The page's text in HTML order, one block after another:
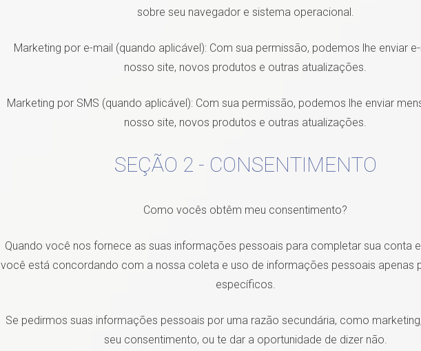
sobre seu navegador e sistema operacional.
Marketing por e-mail (quando aplicável): Com sua permissão, podemos lhe enviar
nosso site, novos produtos e outras atualizações.
Marketing por SMS (quando aplicável): Com sua permissão, podemos lhe enviar
nosso site, novos produtos e outras atualizações.
SEÇÃO 2 - CONSENTIMENTO
Como vocês obtêm meu consentimento?
Quando você nos fornece as suas informações pessoais para completar sua conta
você está concordando com a nossa coleta e uso de informações pessoais apenas
específicos.
Se pedirmos suas informações pessoais por uma razão secundária, como
seu consentimento, ou te dar a oportunidade de dizer não.